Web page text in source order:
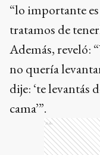
“lo importante
tratamos de
Además, reveló:
no quería
dije: ‘te levantás
cama’”.
Ads